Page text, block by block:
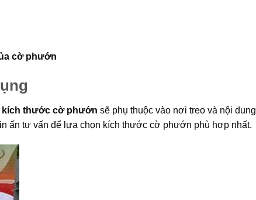
cờ phướn
kích thước cờ phướn sẽ phụ thuộc vào nơi treo và nội dung
ấn tư vấn để lựa chọn kích thước cờ phướn phù hợp nhất.